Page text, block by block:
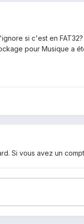
si c'est en
pour Musique a
Si vous avez un